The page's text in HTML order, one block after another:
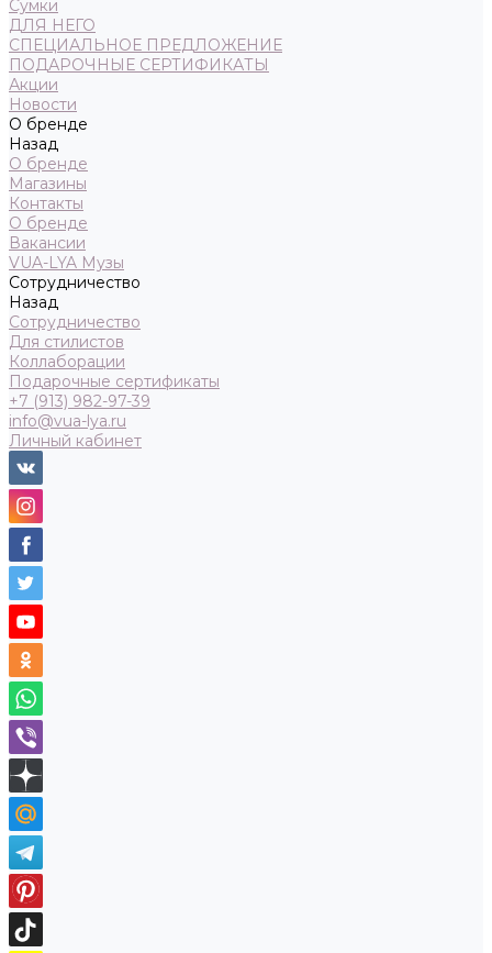
Сумки
ДЛЯ НЕГО
СПЕЦИАЛЬНОЕ ПРЕДЛОЖЕНИЕ
ПОДАРОЧНЫЕ СЕРТИФИКАТЫ
Акции
Новости
О бренде
Назад
О бренде
Магазины
Контакты
О бренде
Вакансии
VUA-LYA Музы
Сотрудничество
Назад
Сотрудничество
Для стилистов
Коллаборации
Подарочные сертификаты
+7 (913) 982-97-39
info@vua-lya.ru
Личный кабинет